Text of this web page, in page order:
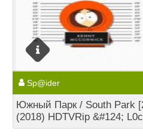
Sp@ider
Южный Парк / South Park
(2018) HDTVRip &#124;